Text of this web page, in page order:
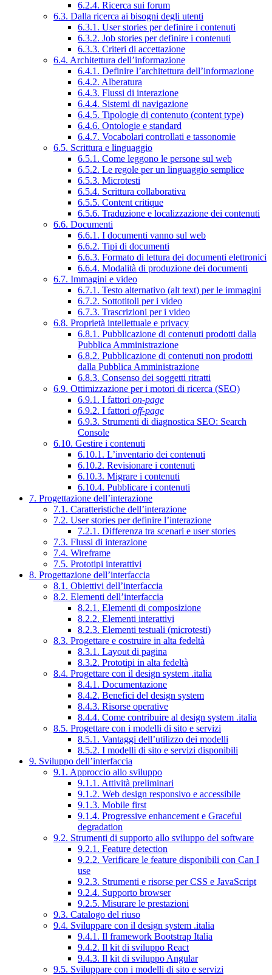
6.2.4. Ricerca sui forum
6.3. Dalla ricerca ai bisogni degli utenti
6.3.1. User stories per definire i contenuti
6.3.2. Job stories per definire i contenuti
6.3.3. Criteri di accettazione
6.4. Architettura dell’informazione
6.4.1. Definire l’architettura dell’informazione
6.4.2. Alberatura
6.4.3. Flussi di interazione
6.4.4. Sistemi di navigazione
6.4.5. Tipologie di contenuto (content type)
6.4.6. Ontologie e standard
6.4.7. Vocabolari controllati e tassonomie
6.5. Scrittura e linguaggio
6.5.1. Come leggono le persone sul web
6.5.2. Le regole per un linguaggio semplice
6.5.3. Microtesti
6.5.4. Scrittura collaborativa
6.5.5. Content critique
6.5.6. Traduzione e localizzazione dei contenuti
6.6. Documenti
6.6.1. I documenti vanno sul web
6.6.2. Tipi di documenti
6.6.3. Formato di lettura dei documenti elettronici
6.6.4. Modalità di produzione dei documenti
6.7. Immagini e video
6.7.1. Testo alternativo (alt text) per le immagini
6.7.2. Sottotitoli per i video
6.7.3. Trascrizioni per i video
6.8. Proprietà intellettuale e privacy
6.8.1. Pubblicazione di contenuti prodotti dalla
Pubblica Amministrazione
6.8.2. Pubblicazione di contenuti non prodotti
dalla Pubblica Amministrazione
6.8.3. Consenso dei soggetti ritratti
6.9. Ottimizzazione per i motori di ricerca (SEO)
6.9.1. I fattori on-page
6.9.2. I fattori off-page
6.9.3. Strumenti di diagnostica SEO: Search
Console
6.10. Gestire i contenuti
6.10.1. L’inventario dei contenuti
6.10.2. Revisionare i contenuti
6.10.3. Migrare i contenuti
6.10.4. Pubblicare i contenuti
7. Progettazione dell’interazione
7.1. Caratteristiche dell’interazione
7.2. User stories per definire l’interazione
7.2.1. Differenza tra scenari e user stories
7.3. Flussi di interazione
7.4. Wireframe
7.5. Prototipi interattivi
8. Progettazione dell’interfaccia
8.1. Obiettivi dell’interfaccia
8.2. Elementi dell’interfaccia
8.2.1. Elementi di composizione
8.2.2. Elementi interattivi
8.2.3. Elementi testuali (microtesti)
8.3. Progettare e costruire in alta fedeltà
8.3.1. Layout di pagina
8.3.2. Prototipi in alta fedeltà
8.4. Progettare con il design system .italia
8.4.1. Documentazione
8.4.2. Benefici del design system
8.4.3. Risorse operative
8.4.4. Come contribuire al design system .italia
8.5. Progettare con i modelli di sito e servizi
8.5.1. Vantaggi dell’utilizzo dei modelli
8.5.2. I modelli di sito e servizi disponibili
9. Sviluppo dell’interfaccia
9.1. Approccio allo sviluppo
9.1.1. Attività preliminari
9.1.2. Web design responsivo e accessibile
9.1.3. Mobile first
9.1.4. Progressive enhancement e Graceful
degradation
9.2. Strumenti di supporto allo sviluppo del software
9.2.1. Feature detection
9.2.2. Verificare le feature disponibili con Can I
use
9.2.3. Strumenti e risorse per CSS e JavaScript
9.2.4. Supporto browser
9.2.5. Misurare le prestazioni
9.3. Catalogo del riuso
9.4. Sviluppare con il design system .italia
9.4.1. Il framework Bootstrap Italia
9.4.2. Il kit di sviluppo React
9.4.3. Il kit di sviluppo Angular
9.5. Sviluppare con i modelli di sito e servizi